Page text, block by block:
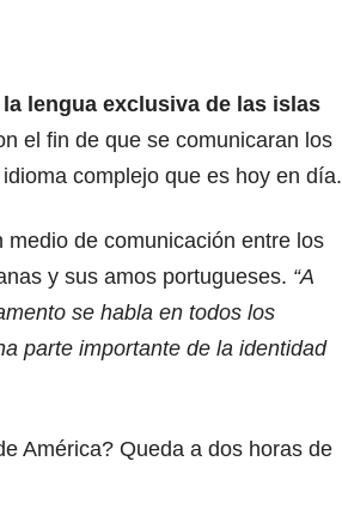
lengua exclusiva de las islas
el fin de que se comunicaran los
complejo que es hoy en día.
de comunicación entre los
y sus amos portugueses. “A
se habla en todos los
parte importante de la identidad
América? Queda a dos horas de